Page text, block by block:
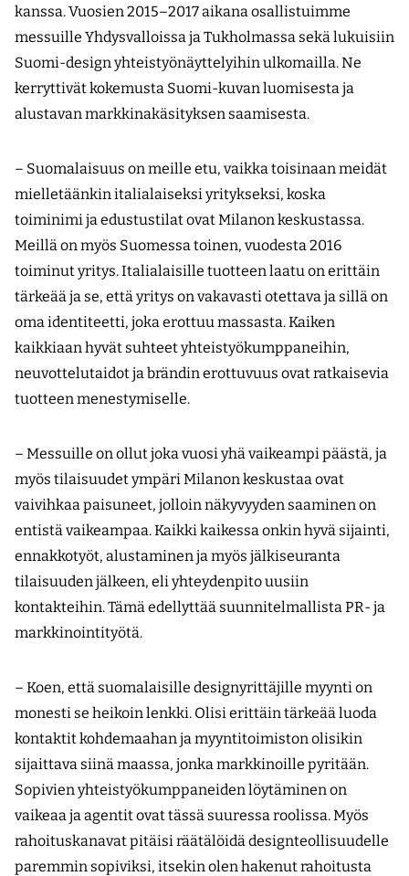
kanssa. Vuosien 2015–2017 aikana osallistuimme
messuille Yhdysvalloissa ja Tukholmassa sekä lukuisiin
Suomi-design yhteistyönäyttelyihin ulkomailla. Ne
kerryttivät kokemusta Suomi-kuvan luomisesta ja
alustavan markkinakäsityksen saamisesta.
– Suomalaisuus on meille etu, vaikka toisinaan meidät
mielletäänkin italialaiseksi yritykseksi, koska
toiminimi ja edustustilat ovat Milanon keskustassa.
Meillä on myös Suomessa toinen, vuodesta 2016
toiminut yritys. Italialaisille tuotteen laatu on erittäin
tärkeää ja se, että yritys on vakavasti otettava ja sillä on
oma identiteetti, joka erottuu massasta. Kaiken
kaikkiaan hyvät suhteet yhteistyökumppaneihin,
neuvottelutaidot ja brändin erottuvuus ovat ratkaisevia
tuotteen menestymiselle.
– Messuille on ollut joka vuosi yhä vaikeampi päästä, ja
myös tilaisuudet ympäri Milanon keskustaa ovat
vaivihkaa paisuneet, jolloin näkyvyyden saaminen on
entistä vaikeampaa. Kaikki kaikessa onkin hyvä sijainti,
ennakkotyöt, alustaminen ja myös jälkiseuranta
tilaisuuden jälkeen, eli yhteydenpito uusiin
kontakteihin. Tämä edellyttää suunnitelmallista PR- ja
markkinointityötä.
– Koen, että suomalaisille designyrittäjille myynti on
monesti se heikoin lenkki. Olisi erittäin tärkeää luoda
kontaktit kohdemaahan ja myyntitoimiston olisikin
sijaittava siinä maassa, jonka markkinoille pyritään.
Sopivien yhteistyökumppaneiden löytäminen on
vaikeaa ja agentit ovat tässä suuressa roolissa. Myös
rahoituskanavat pitäisi räätälöidä designteollisuudelle
paremmin sopiviksi, itsekin olen hakenut rahoitusta